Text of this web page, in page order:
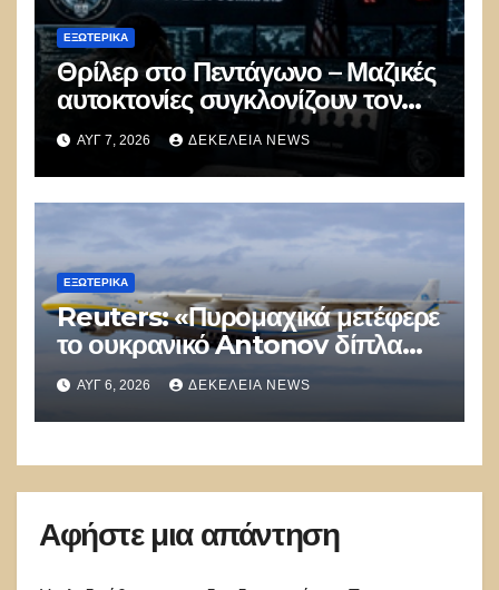
ΕΞΩΤΕΡΙΚΑ
Θρίλερ στο Πεντάγωνο – Μαζικές
αυτοκτονίες συγκλονίζουν τον
μυστικό στρατό
κυβερνοπολέμου των ΗΠΑ
ΑΥΓ 7, 2026 ΔΕΚΈΛΕΙΑ NEWS
ΕΞΩΤΕΡΙΚΑ
Reuters: «Πυρομαχικά μετέφερε
το ουκρανικό Antonov δίπλα
στο οποίο βρέθηκε το drone στη
Λειψία»
ΑΥΓ 6, 2026 ΔΕΚΈΛΕΙΑ NEWS
Αφήστε μια απάντηση